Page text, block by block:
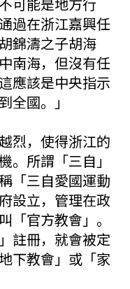
過在浙江嘉興任
錦濤之子胡海
南海，但沒有任
應該是中央指示
全國。」
烈，使得浙江的
。所謂「三自」
「三自愛國運動
設立，管理在政
「官方教會」。
註冊，就會被定
下教會」或「家